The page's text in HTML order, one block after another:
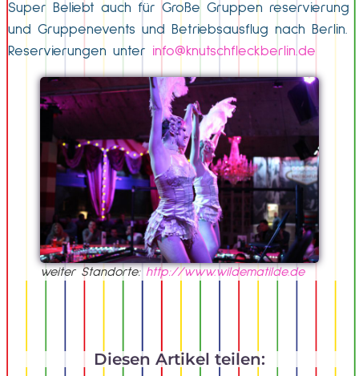
Super Beliebt auch für Große Gruppen reservierung
und Gruppenevents und Betriebsausflug nach Berlin.
Reservierungen unter info@knutschfleckberlin.de
weiter Standorte: http://www.wildematilde.de
Diesen Artikel teilen: